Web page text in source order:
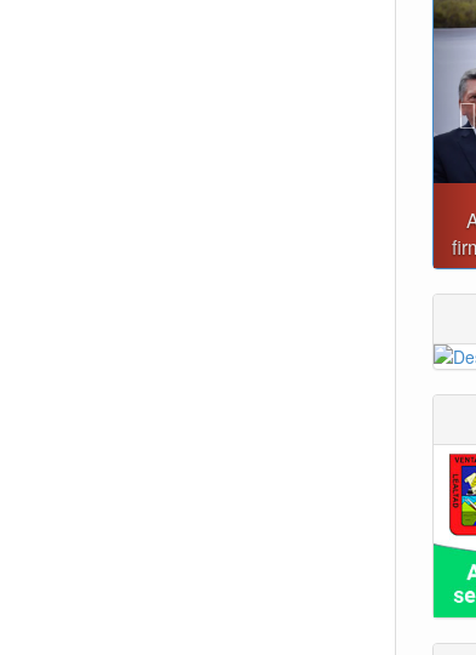
firmaron convenio para el mantenimiento de vía